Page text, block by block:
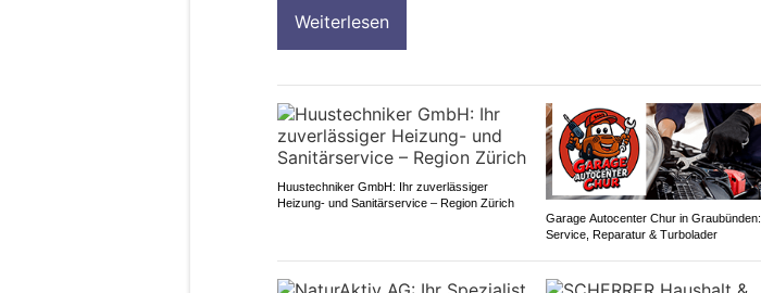
Weiterlesen
Huustechniker GmbH: Ihr zuverlässiger
Heizung- und Sanitärservice – Region Zürich
Garage Autocenter Chur in Graubünden:
Service, Reparatur & Turbolader